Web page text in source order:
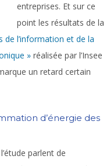
entreprises. Et sur ce
point les résultats de la
de l’information et de la
» réalisée par l’Insee
un retard certain
d’énergie des
parlent de